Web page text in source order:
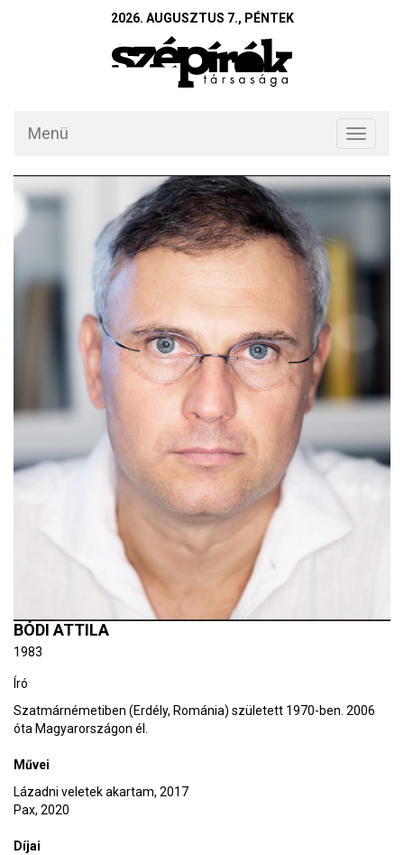
2026. AUGUSZTUS 7., PÉNTEK
Toggle
Menü
BÓDI ATTILA
1983
Író
Szatmárnémetiben (Erdély, Románia) született 1970-ben. 2006
óta Magyarországon él.
Művei
Lázadni veletek akartam, 2017
Pax, 2020
Díjai